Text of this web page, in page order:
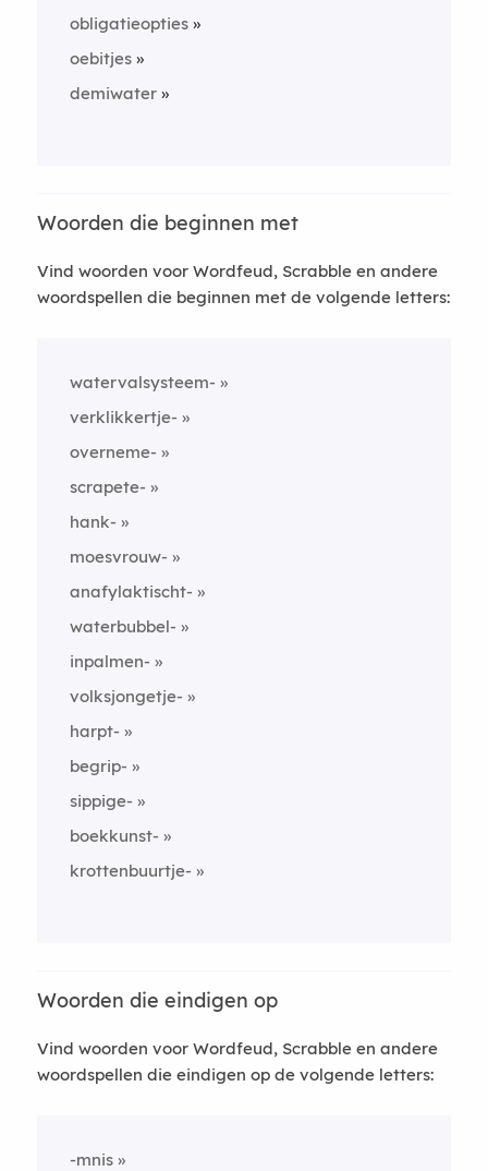
obligatieopties
oebitjes
demiwater
Woorden die beginnen met
Vind woorden voor Wordfeud, Scrabble en andere
woordspellen die beginnen met de volgende letters:
watervalsysteem-
verklikkertje-
overneme-
scrapete-
hank-
moesvrouw-
anafylaktischt-
waterbubbel-
inpalmen-
volksjongetje-
harpt-
begrip-
sippige-
boekkunst-
krottenbuurtje-
Woorden die eindigen op
Vind woorden voor Wordfeud, Scrabble en andere
woordspellen die eindigen op de volgende letters:
-mnis